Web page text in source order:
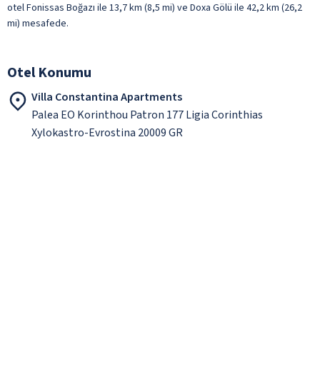
otel Fonissas Boğazı ile 13,7 km (8,5 mi) ve Doxa Gölü ile 42,2 km (26,2
mi) mesafede.
Otel Konumu
Villa Constantina Apartments
Palea EO Korinthou Patron 177 Ligia Corinthias
Xylokastro-Evrostina 20009 GR